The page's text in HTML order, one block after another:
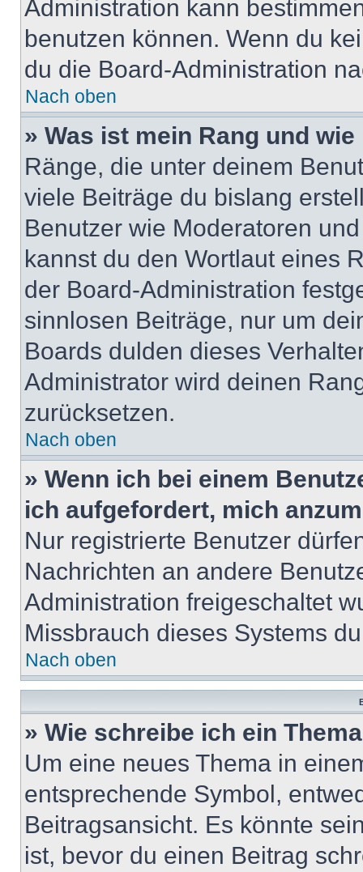
Administration kann
benutzen können. Wenn du
du die Board-Administration
Nach oben
» Was ist mein Rang und
Ränge, die unter deinem
viele Beiträge du bislang
Benutzer wie Moderatoren
kannst du den Wortlaut eines
der Board-Administration
sinnlosen Beiträge, nur um
Boards dulden dieses
Administrator wird deinen
zurücksetzen.
Nach oben
» Wenn ich bei einem
ich aufgefordert, mich
Nur registrierte Benutzer
Nachrichten an andere
Administration freigeschaltet
Missbrauch dieses Systems
Nach oben
» Wie schreibe ich ein
Um eine neues Thema in
entsprechende Symbol,
Beitragsansicht. Es könnte
ist, bevor du einen Beitrag